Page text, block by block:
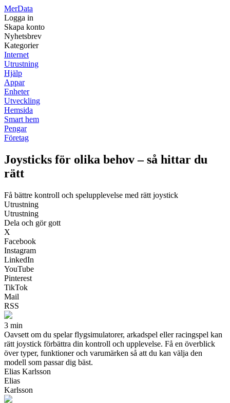
MerData
Logga in
Skapa konto
Nyhetsbrev
Kategorier
Internet
Utrustning
Hjälp
Appar
Enheter
Utveckling
Hemsida
Smart hem
Pengar
Företag
Joysticks för olika behov – så hittar du
rätt
Få bättre kontroll och spelupplevelse med rätt joystick
Utrustning
Utrustning
Dela och gör gott
X
Facebook
Instagram
LinkedIn
YouTube
Pinterest
TikTok
Mail
RSS
3 min
Oavsett om du spelar flygsimulatorer, arkadspel eller racingspel kan
rätt joystick förbättra din kontroll och upplevelse. Få en överblick
över typer, funktioner och varumärken så att du kan välja den
modell som passar dig bäst.
Elias Karlsson
Elias
Karlsson